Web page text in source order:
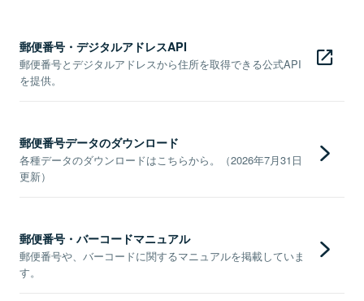
郵便番号・デジタルアドレスAPI
郵便番号とデジタルアドレスから住所を取得できる公式API
を提供。
郵便番号データのダウンロード
各種データのダウンロードはこちらから。（2026年7月31日
更新）
郵便番号・バーコードマニュアル
郵便番号や、バーコードに関するマニュアルを掲載していま
す。